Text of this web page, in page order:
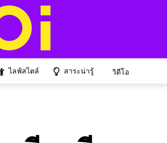
ไลฟ์สไตล์ สาระน่ารู้ วิดีโอ